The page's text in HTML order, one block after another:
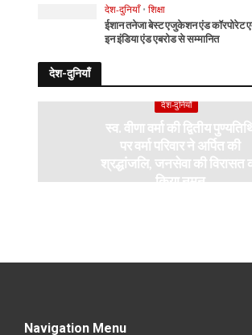
देश-दुनियाँ • शिक्षा
ईशान तनेजा बेस्ट एजुकेशन एंड कॉरपोरेट
इन इंडिया एंड एबरोड से सम्मानित
देश-दुनियाँ
देश-दुनियाँ
स्व. वीणा वर्मा की द्वितीय
पर वर्मा परिवार ने अर्पित की
श्रद्धांजलि, जनसेवा की विरासत
किया नमन
Navigation Menu